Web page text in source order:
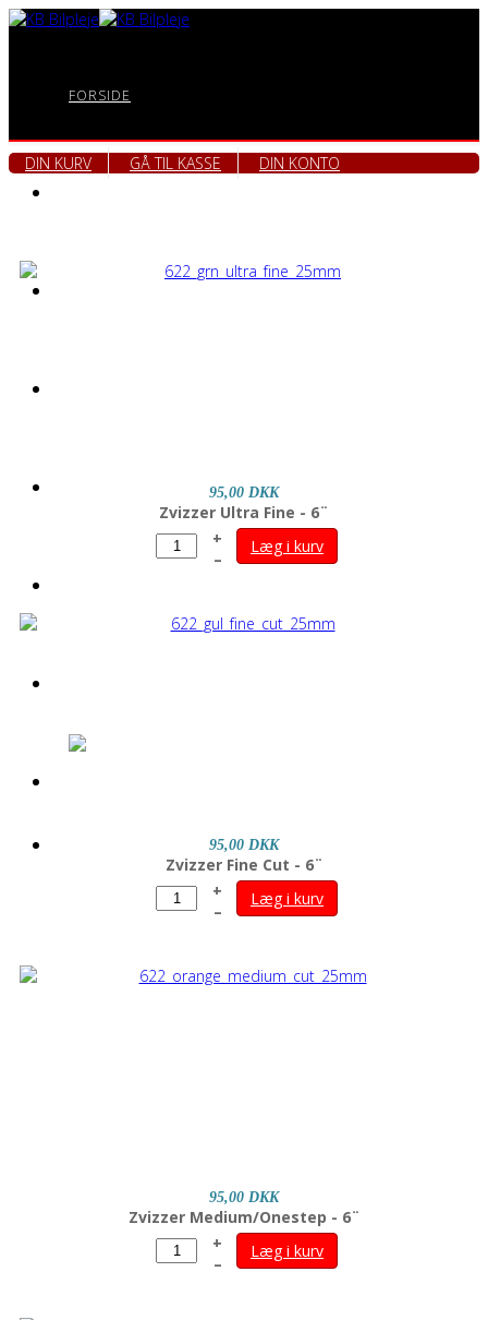
FORSIDE
DIN KURV GÅ TIL KASSE DIN KONTO
95,00 DKK
Zvizzer Ultra Fine - 6¨
+
–
Læg i kurv
95,00 DKK
Zvizzer Fine Cut - 6¨
+
–
Læg i kurv
95,00 DKK
Zvizzer Medium/Onestep - 6¨
+
–
Læg i kurv